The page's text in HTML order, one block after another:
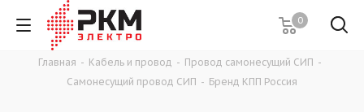
0
Главная - Кабель и провод - Провод самонесущий СИП -
Самонесущий провод СИП - Бренд КПП Россия